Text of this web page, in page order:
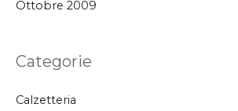
Ottobre 2009
Categorie
Calzetteria